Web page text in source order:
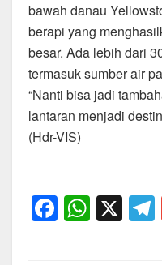
bawah danau
berapi yang
besar. Ada lebih dari
termasuk sumber air
“Nanti bisa jadi
lantaran menjadi
(Hdr-VIS)
F
a
W
h
X